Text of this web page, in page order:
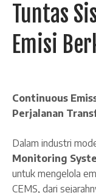
Tuntas
Emisi
Continuous
Perjalanan
Dalam industri
Monitoring
untuk mengelola
CEMS, dari